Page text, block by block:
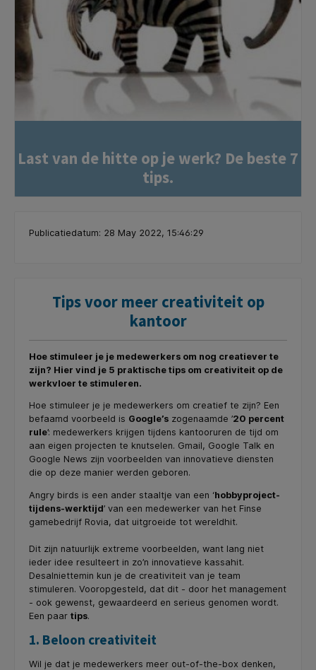
Last van de hitte op je werk? De beste 7
tips.
Publicatiedatum: 28 May 2022, 15:46:29
Tips voor meer creativiteit op
kantoor
Hoe stimuleer je je medewerkers om nog creatiever te
zijn? Hier vind je 5 praktische tips om creativiteit op de
werkvloer te stimuleren.
Hoe stimuleer je je medewerkers om creatief te zijn? Een
befaamd voorbeeld is Google’s zogenaamde ’20 percent
rule’: medewerkers krijgen tijdens kantooruren de tijd om
aan eigen projecten te knutselen. Gmail, Google Talk en
Google News zijn voorbeelden van innovatieve diensten
die op deze manier werden geboren.
Angry birds is een ander staaltje van een ‘hobbyproject-
tijdens-werktijd’ van een medewerker van het Finse
gamebedrijf Rovia, dat uitgroeide tot wereldhit.
Dit zijn natuurlijk extreme voorbeelden, want lang niet
ieder idee resulteert in zo’n innovatieve kassahit.
Desalniettemin kun je de creativiteit van je team
stimuleren. Vooropgesteld, dat dit - door het management
- ook gewenst, gewaardeerd en serieus genomen wordt.
Een paar tips.
1. Beloon creativiteit
Wil je dat je medewerkers meer out-of-the-box denken,